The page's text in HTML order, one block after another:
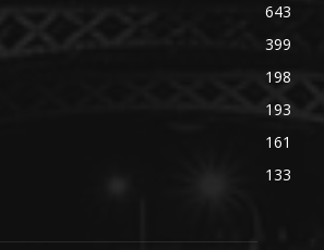
643
399
198
193
161
133